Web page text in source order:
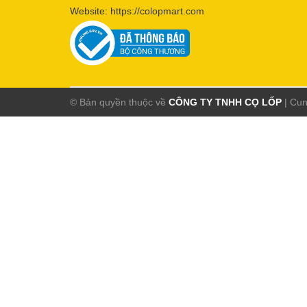
Website: https://colopmart.com
© Bản quyền thuộc về CÔNG TY TNHH CỌ LỐP |